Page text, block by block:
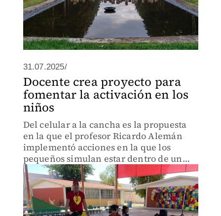
31.07.2025/
Docente crea proyecto para
fomentar la activación en los
niños
Del celular a la cancha es la propuesta
en la que el profesor Ricardo Alemán
implementó acciones en la que los
pequeños simulan estar dentro de un
videojuego durante sus clases de
educación física